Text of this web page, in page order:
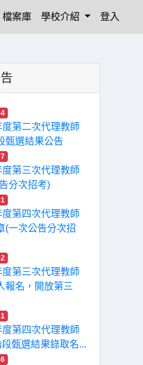
檔案庫 學校介紹 登入
第二次代理教師
甄選結果公告
第三次代理教師
分次招考)
第四次代理教師
(一次公告分次招
第三次代理教師
報名，開放第三
第四次代理教師
甄選結果錄取名...